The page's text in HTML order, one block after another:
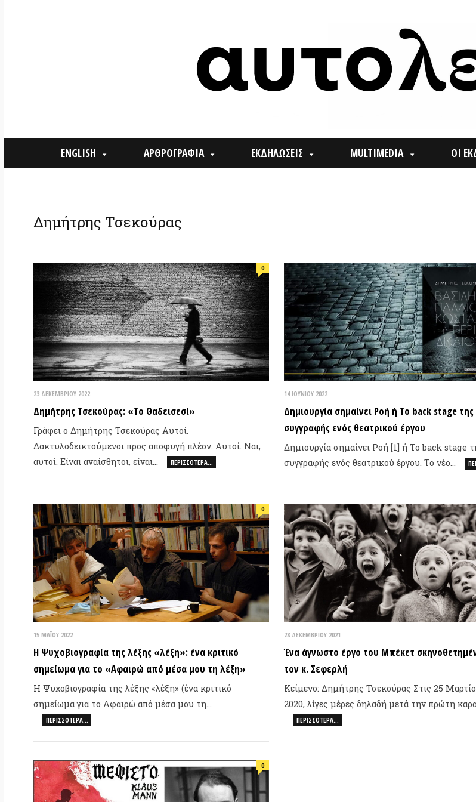
ENGLISH ΑΡΘΡΟΓΡΑΦΙΑ ΕΚΔΗΛΩΣΕΙΣ MULTIMEDIA ΟΙ ΕΚΔΟΣΕΙΣ ΜΑΣ
Δημήτρης Τσεκούρας
23 ΔΕΚΕΜΒΡΊΟΥ 2022
Δημήτρης Τσεκούρας: «Το Θαδεισεσί»
Γράφει ο Δημήτρης Τσεκούρας Αυτοί.
αυτοί. Είναι αναίσθητοι, είναι…
14 ΙΟΥΝΊΟΥ 2022
Δημιουργία σημαίνει Ροή ή Το back stage της
Δημιουργία σημαίνει Ροή [1] ή Το back stage της
συγγραφής ενός θεατρικού έργου. Το νέο…
15 ΜΑΪ́ΟΥ 2022
Η Ψυχοβιογραφία της λέξης «λέξη»: ένα κριτικό
σημείωμα για το «Αφαιρώ από μέσα μου τη λέξη»
Η Ψυχοβιογραφία της λέξης «λέξη» (ένα κριτικό
σημείωμα για το Αφαιρώ από μέσα μου τη…
ΠΕΡΙΣΣΌΤΕΡΑ…
28 ΔΕΚΕΜΒΡΊΟΥ 2021
Ένα άγνωστο έργο του Μπέκετ σκηνοθετημένο από
τον κ. Σεφερλή
Κείμενο: Δημήτρης Τσεκούρας Στις 25 Μαρτίου του
2020, λίγες μέρες δηλαδή μετά την πρώτη καραντίνα,…
ΠΕΡΙΣΣΌΤΕΡΑ…